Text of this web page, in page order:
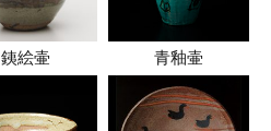
銕絵壷 青釉壷